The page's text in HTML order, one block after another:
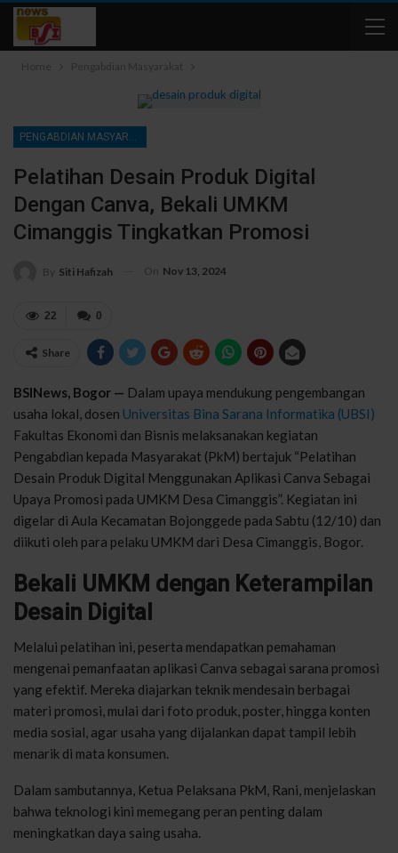
Home Pengabdian Masyarakat
PENGABDIAN MASYARAKAT
Pelatihan Desain Produk Digital
Dengan Canva, Bekali UMKM
Cimanggis Tingkatkan Promosi
By Siti Hafizah On Nov 13, 2024
0
22
Share
BSINews, Bogor — Dalam upaya mendukung pengembangan
usaha lokal, dosen Universitas Bina Sarana Informatika (UBSI)
Fakultas Ekonomi dan Bisnis melaksanakan kegiatan
Pengabdian kepada Masyarakat (PkM) bertajuk “Pelatihan
Desain Produk Digital Menggunakan Aplikasi Canva Sebagai
Upaya Promosi pada UMKM Desa Cimanggis”. Kegiatan ini
digelar di Aula Kecamatan Bojonggede pada Sabtu (12/10) dan
diikuti oleh para pelaku UMKM dari Desa Cimanggis, Bogor.
Bekali UMKM dengan Keterampilan
Desain Digital
Melalui pelatihan ini, peserta mendapatkan pemahaman
mengenai pemanfaatan aplikasi Canva sebagai sarana promosi
yang efektif. Mereka diajarkan teknik mendesain berbagai
materi promosi, mulai dari foto produk, poster, hingga konten
media sosial, agar usaha yang dijalankan dapat tampil lebih
menarik di mata konsumen.
Dalam sambutannya, Ketua Pelaksana PkM, Rani, menjelaskan
bahwa teknologi kini memegang peran penting dalam
meningkatkan daya saing usaha.